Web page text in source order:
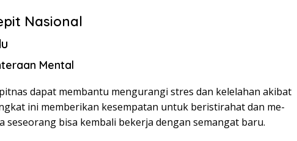
Nasional
Mental
dapat membantu mengurangi stres dan kelelahan akibat
ini memberikan kesempatan untuk beristirahat dan me-
seseorang bisa kembali bekerja dengan semangat baru.